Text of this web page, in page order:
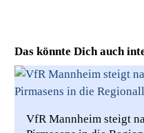
Das könnte Dich auch
VfR Mannheim steigt